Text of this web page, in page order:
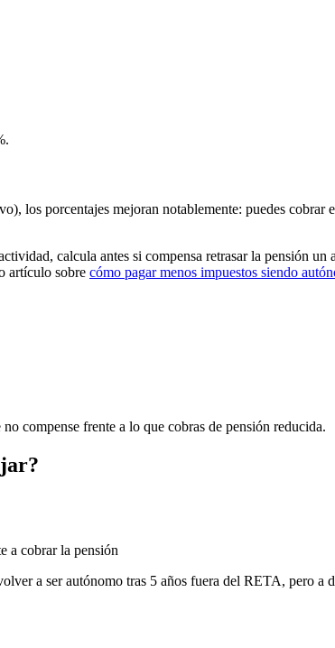
los porcentajes mejoran notablemente: puedes cobrar
calcula antes si compensa retrasar la pensión
artículo sobre cómo pagar menos impuestos siendo
compense frente a lo que cobras de pensión reducida.
a cobrar la pensión
a ser autónomo tras 5 años fuera del RETA, pero a